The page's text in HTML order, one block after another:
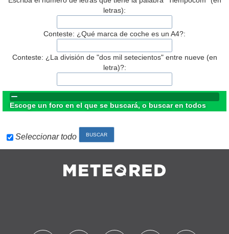
letras):
Conteste: ¿Qué marca de coche es un A4?:
Conteste: ¿La división de "dos mil setecientos" entre nueve (en
letra)?:
Escoge un foro en el que se buscará, o buscar en todos
Seleccionar todo